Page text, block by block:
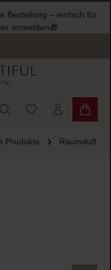
Bestellung – einfach für
anmelden🎁
Du hast 0
Produkte Raumduft